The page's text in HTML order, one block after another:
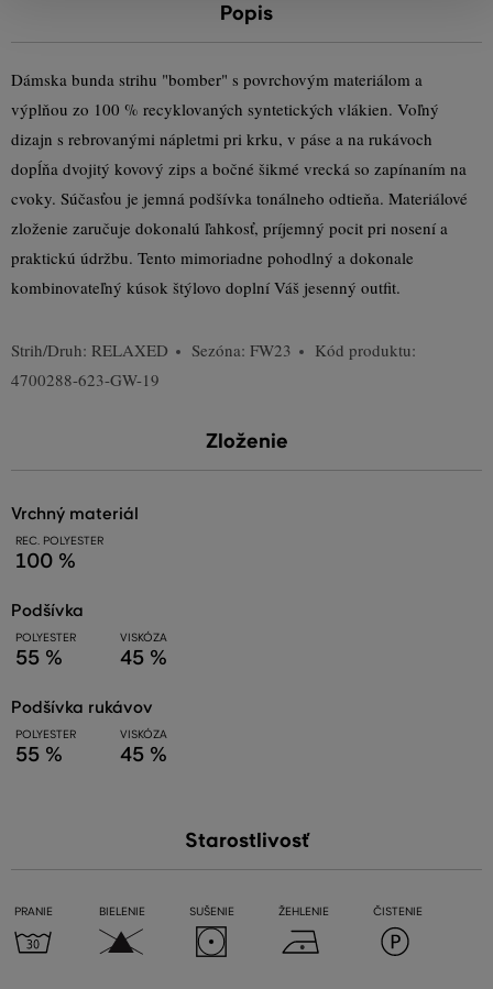
Popis
Dámska bunda strihu "bomber" s povrchovým materiálom a
výplňou zo 100 % recyklovaných syntetických vlákien. Voľný
dizajn s rebrovanými nápletmi pri krku, v páse a na rukávoch
dopĺňa dvojitý kovový zips a bočné šikmé vrecká so zapínaním na
cvoky. Súčasťou je jemná podšívka tonálneho odtieňa. Materiálové
zloženie zaručuje dokonalú ľahkosť, príjemný pocit pri nosení a
praktickú údržbu. Tento mimoriadne pohodlný a dokonale
kombinovateľný kúsok štýlovo doplní Váš jesenný outfit.
Strih/Druh: RELAXED Sezóna: FW23
Kód produktu:
4700288-623-GW-19
Zloženie
vrchný materiál
REC. POLYESTER
100 %
podšívka
POLYESTER
55 %
VISKÓZA
45 %
podšívka rukávov
POLYESTER
55 %
VISKÓZA
45 %
Starostlivosť
PRANIE BIELENIE SUŠENIE ŽEHLENIE ČISTENIE